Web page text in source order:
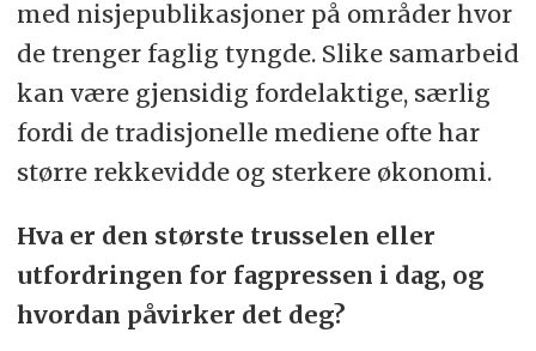
med nisjepublikasjoner på områder hvor
de trenger faglig tyngde. Slike samarbeid
kan være gjensidig fordelaktige, særlig
fordi de tradisjonelle mediene ofte har
større rekkevidde og sterkere økonomi.
Hva er den største trusselen eller
utfordringen for fagpressen i dag, og
hvordan påvirker det deg?